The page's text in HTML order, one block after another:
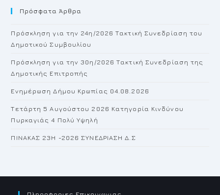
Πρόσφατα Άρθρα
Πρόσκληση για την 24η/2026 Τακτική Συνεδρίαση του
Δημοτικού Συμβουλίου
Πρόσκληση για την 30η/2026 Τακτική Συνεδρίαση της
Δημοτικής Επιτροπής
Ενημέρωση Δήμου Κρωπίας 04.08.2026
Τετάρτη 5 Αυγούστου 2026 Κατηγορία Κινδύνου
Πυρκαγιάς 4 Πολύ Υψηλή
ΠΙΝΑΚΑΣ 23H -2026 ΣΥΝΕΔΡΙΑΣΗ Δ.Σ